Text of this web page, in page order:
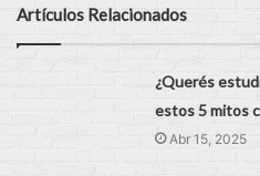
Artículos Relacionados
¿Querés
estos 5 mitos
Abr 15, 2025